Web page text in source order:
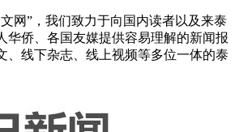
网”，我们致力于向国内读者以及来泰
华侨、各国友媒提供容易理解的新闻报
、线下杂志、线上视频等多位一体的泰